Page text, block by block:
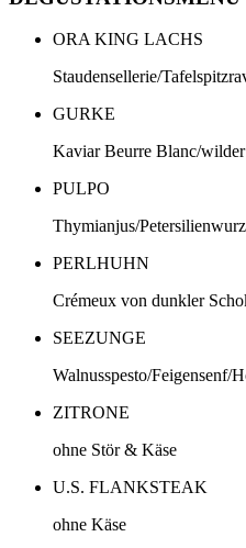
ORA KING LACHS
Staudensellerie/
GURKE
Kaviar Beurre Blanc/
PULPO
Thymianjus/
PERLHUHN
Crémeux von dunkler
SEEZUNGE
Walnusspesto/Feigensenf/
ZITRONE
ohne Stör & Käse
U.S. FLANKSTEAK
ohne Käse